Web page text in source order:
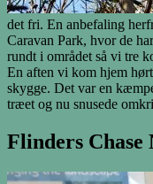
det fri. En anbefaling
Caravan Park, hvor de
rundt i området så vi tre
En aften vi kom hjem
skygge. Det var en
træet og nu snusede
Flinders